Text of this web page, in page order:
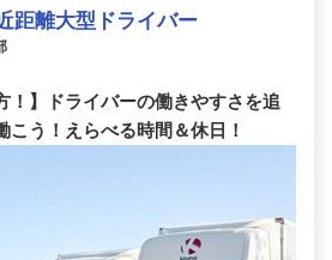
距離大型ドライバー
！】ドライバーの働きやすさを追
こう！えらべる時間＆休日！